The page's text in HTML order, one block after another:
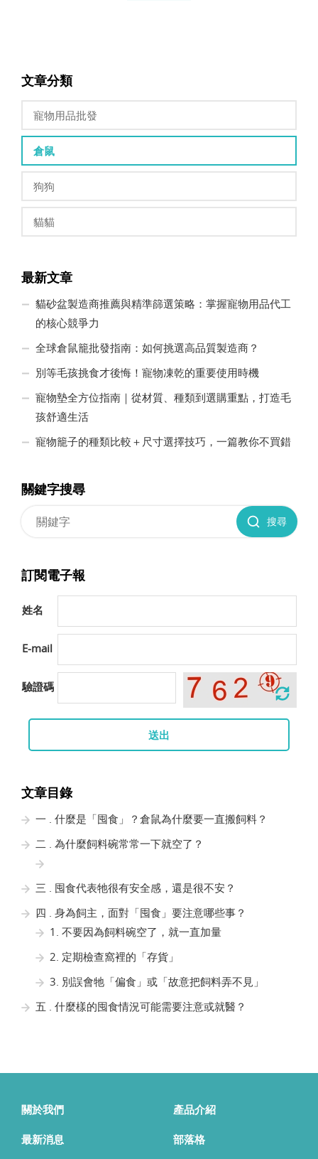
文章分類
寵物用品批發
倉鼠
狗狗
貓貓
最新文章
貓砂盆製造商推薦與精準篩選策略：掌握寵物用品代工
的核心競爭力
全球倉鼠籠批發指南：如何挑選高品質製造商？
別等毛孩挑食才後悔！寵物凍乾的重要使用時機
寵物墊全方位指南｜從材質、種類到選購重點，打造毛
孩舒適生活
寵物籠子的種類比較＋尺寸選擇技巧，一篇教你不買錯
關鍵字搜尋
搜尋
訂閱電子報
姓名
E-mail
驗證碼
送出
文章目錄
一 . 什麼是「囤食」？倉鼠為什麼要一直搬飼料？
二 . 為什麼飼料碗常常一下就空了？
三 . 囤食代表牠很有安全感，還是很不安？
四 . 身為飼主，面對「囤食」要注意哪些事？
1. 不要因為飼料碗空了，就一直加量
2. 定期檢查窩裡的「存貨」
3. 別誤會牠「偏食」或「故意把飼料弄不見」
五 . 什麼樣的囤食情況可能需要注意或就醫？
關於我們 產品介紹
最新消息 部落格